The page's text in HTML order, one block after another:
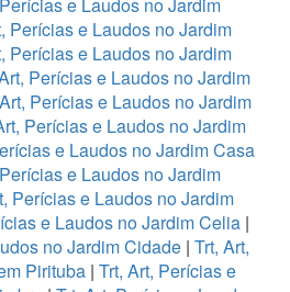
e Laudos no Jardim
Perícias e Laudos no Jardim
Perícias e Laudos no Jardim
Perícias e Laudos no Jardim
Perícias e Laudos no Jardim
Perícias e Laudos no Jardim
e Laudos no Jardim Casa
e Laudos no Jardim
Perícias e Laudos no Jardim
e Laudos no Jardim Celia|
no Jardim Cidade | Trt, Art,
Pirituba | Trt, Art, Perícias e